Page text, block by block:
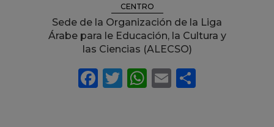
CENTRO
Sede de la Organización de la Liga
Árabe para le Educación, la Cultura y
las Ciencias (ALECSO)